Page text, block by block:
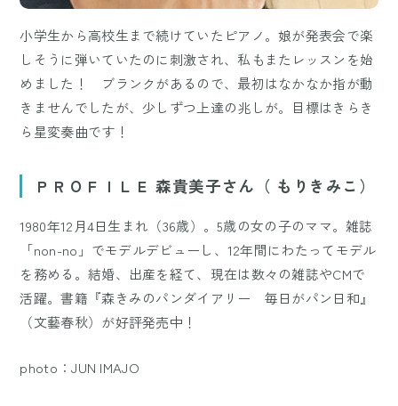
小学生から高校生まで続けていたピアノ。娘が発表会で楽
しそうに弾いていたのに刺激され、私もまたレッスンを始
めました！ ブランクがあるので、最初はなかなか指が動
きませんでしたが、少しずつ上達の兆しが。目標はきらき
ら星変奏曲です！
ＰＲＯＦＩＬＥ 森貴美子さん（ もりきみこ）
1980年12月4日生まれ（36歳）。5歳の女の子のママ。雑誌
「non-no」でモデルデビューし、12年間にわたってモデル
を務める。結婚、出産を経て、現在は数々の雑誌やCMで
活躍。書籍『森きみのパンダイアリー 毎日がパン日和』
（文藝春秋）が好評発売中！
photo：JUN IMAJO